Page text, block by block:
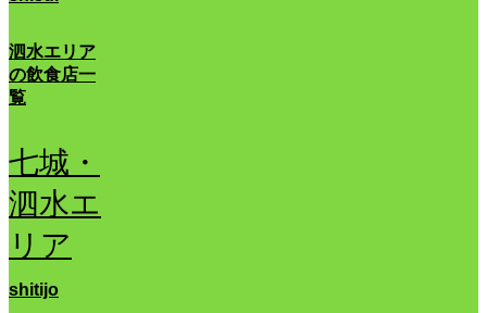
泗水エリア
の飲食店一
覧
七城・
泗水エ
リア
shitijo